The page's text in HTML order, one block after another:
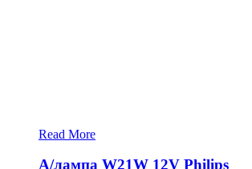
Read More
А/лампа W21W 12V Philips